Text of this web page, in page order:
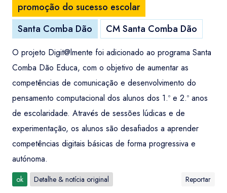
promoção do sucesso escolar
Santa Comba Dão
CM Santa Comba Dão
O projeto Digit@lmente foi adicionado ao programa Santa
Comba Dão Educa, com o objetivo de aumentar as
competências de comunicação e desenvolvimento do
pensamento computacional dos alunos dos 1.º e 2.º anos
de escolaridade. Através de sessões lúdicas e de
experimentação, os alunos são desafiados a aprender
competências digitais básicas de forma progressiva e
autónoma.
ok Detalhe & notícia original Reportar